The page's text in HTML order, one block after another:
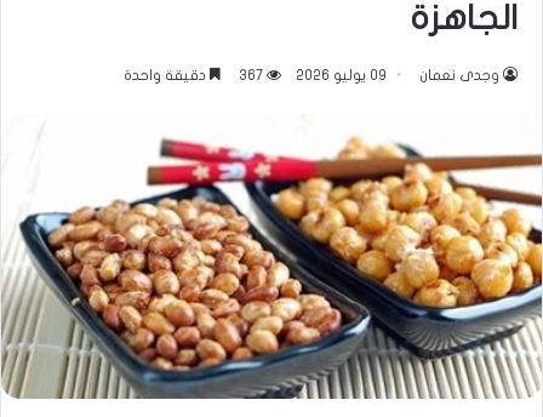
الجاهزة
وجدى نعمان 09 يوليو 2026 367 دقيقة واحدة